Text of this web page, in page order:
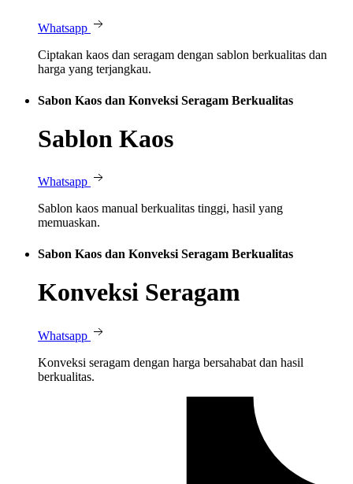
Whatsapp
Ciptakan kaos dan seragam dengan sablon berkualitas dan
harga yang terjangkau.
Sabon Kaos dan Konveksi Seragam Berkualitas
Sablon Kaos
Whatsapp
Sablon kaos manual berkualitas tinggi, hasil yang
memuaskan.
Sabon Kaos dan Konveksi Seragam Berkualitas
Konveksi Seragam
Whatsapp
Konveksi seragam dengan harga bersahabat dan hasil
berkualitas.